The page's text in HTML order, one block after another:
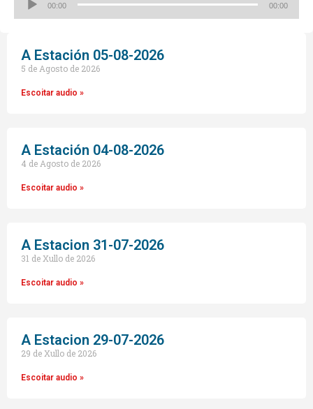
00:00 00:00
A Estación 05-08-2026
5 de Agosto de 2026
Escoitar audio »
A Estación 04-08-2026
4 de Agosto de 2026
Escoitar audio »
A Estacion 31-07-2026
31 de Xullo de 2026
Escoitar audio »
A Estacion 29-07-2026
29 de Xullo de 2026
Escoitar audio »